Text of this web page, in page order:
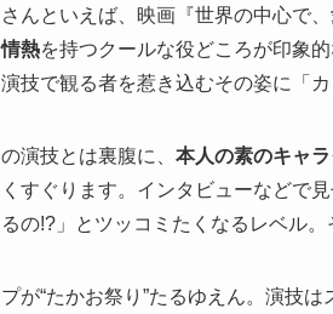
んといえば、映画『世界の中心で
熱を持つクールな役どころが印象
技で観る者を惹き込むその姿に「
演技とは裏腹に、 本人の素のキャ
すぐります。インタビューなどで
の!?」とツッコミたくなるレベル
が“たかお祭り”たるゆえん。演技